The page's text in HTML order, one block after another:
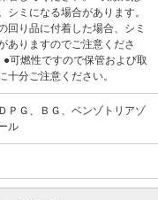
シミになる場合があります。
回り品に付着した場合、シミ
ありますのでご注意くださ
可燃性ですので保管および取
十分ご注意ください。
ＰＧ、ＢＧ、ベンゾトリアゾ
ル